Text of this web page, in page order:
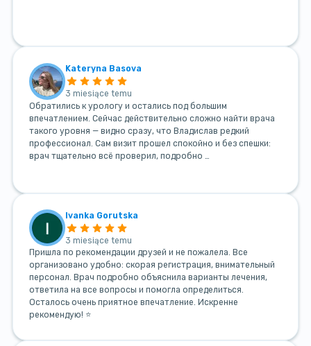
Kateryna Basova
3 miesiące temu
Обратились к урологу и остались под большим
впечатлением. Сейчас действительно сложно найти врача
такого уровня — видно сразу, что Владислав редкий
профессионал. Сам визит прошел спокойно и без спешки:
врач тщательно всё проверил, подробно …
Ivanka Gorutska
3 miesiące temu
Пришла по рекомендации друзей и не пожалела. Все
организовано удобно: скорая регистрация, внимательный
персонал. Врач подробно объяснила варианты лечения,
ответила на все вопросы и помогла определиться.
Осталось очень приятное впечатление. Искренне
рекомендую! ⭐